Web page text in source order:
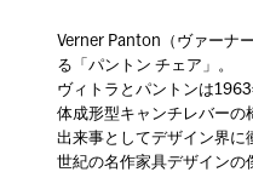
Verner Panton（ヴァーナ
る「パントン チェア」。
ヴィトラとパントンは
体成形型キャンチレバー
出来事としてデザイン界
世紀の名作家具デザインの